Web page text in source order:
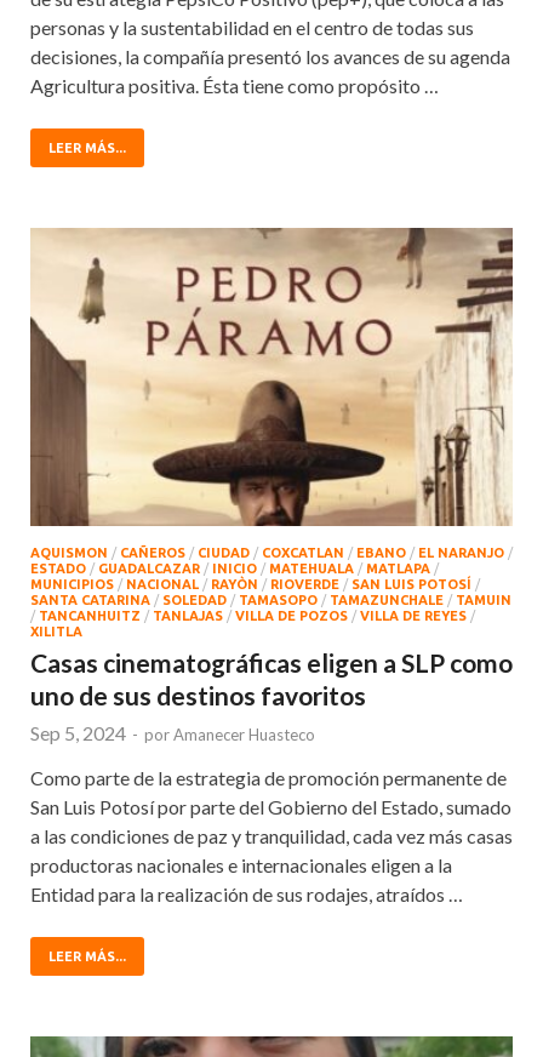
personas y la sustentabilidad en el centro de todas sus
decisiones, la compañía presentó los avances de su agenda
Agricultura positiva. Ésta tiene como propósito …
LEER MÁS...
AQUISMON / CAÑEROS / CIUDAD / COXCATLAN / EBANO / EL NARANJO /
ESTADO / GUADALCAZAR / INICIO / MATEHUALA / MATLAPA /
MUNICIPIOS / NACIONAL / RAYÒN / RIOVERDE / SAN LUIS POTOSÍ /
SANTA CATARINA / SOLEDAD / TAMASOPO / TAMAZUNCHALE / TAMUIN
/ TANCANHUITZ / TANLAJAS / VILLA DE POZOS / VILLA DE REYES /
XILITLA
Casas cinematográficas eligen a SLP como
uno de sus destinos favoritos
Sep 5, 2024 - porAmanecer Huasteco
Como parte de la estrategia de promoción permanente de
San Luis Potosí por parte del Gobierno del Estado, sumado
a las condiciones de paz y tranquilidad, cada vez más casas
productoras nacionales e internacionales eligen a la
Entidad para la realización de sus rodajes, atraídos …
LEER MÁS...